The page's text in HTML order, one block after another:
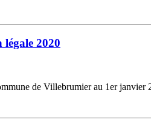
2020
de Villebrumier au 1er janvier